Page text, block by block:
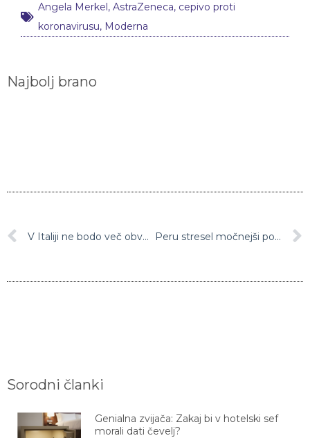
Angela Merkel, AstraZeneca, cepivo proti
koronavirusu, Moderna
Najbolj brano
V Italiji ne bodo več obvezne maske na prostem Peru stresel močnejši potres
Sorodni članki
Genialna zvijača: Zakaj bi v hotelski sef
morali dati čevelj?